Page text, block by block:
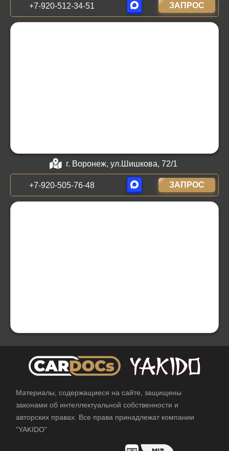
+7-920-512-34-51 ЗАПРОС
г. Воронеж, ул.Шишкова, 72/1
+7-920-505-76-48 ЗАПРОС
Материалы, содержащиеся на сайте, защищены
законами об интеллектуальной собственности и
авторских правах. Все права принадлежат компании
"YAKIDO"